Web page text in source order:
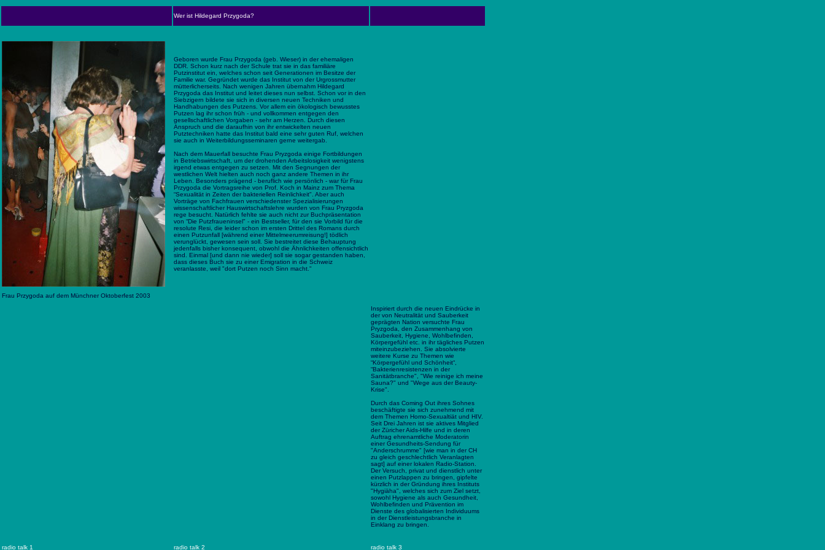
Wer ist Hildegard Przygoda?
Geboren wurde Frau Przygoda (geb. Wieser) in der ehemaligen
DDR. Schon kurz nach der Schule trat sie in das familiäre
Putzinstitut ein, welches schon seit Generationen im Besitze der
Familie war. Gegründet wurde das Institut von der Urgrossmutter
mütterlicherseits. Nach wenigen Jahren übernahm Hildegard
Przygoda das Institut und leitet dieses nun selbst. Schon vor in den
Siebzigern bildete sie sich in diversen neuen Techniken und
Handhabungen des Putzens. Vor allem ein ökologisch bewusstes
Putzen lag ihr schon früh - und vollkommen entgegen den
gesellschaftlichen Vorgaben - sehr am Herzen. Durch diesen
Anspruch und die daraufhin von ihr entwickelten neuen
Putztechniken hatte das Institut bald eine sehr guten Ruf, welchen
sie auch in Weiterbildungsseminaren gerne weitergab.
Nach dem Mauerfall besuchte Frau Pryzgoda einige Fortbildungen
in Betriebswirtschaft, um der drohenden Arbeitslosigkeit wenigstens
irgend etwas entgegen zu setzen. Mit den Segnungen der
westlichen Welt hielten auch noch ganz andere Themen in ihr
Leben. Besonders prägend - beruflich wie persönlich - war für Frau
Przygoda die Vortragsreihe von Prof. Koch in Mainz zum Thema
“Sexualität in Zeiten der bakteriellen Reinlichkeit". Aber auch
Vorträge von Fachfrauen verschiedenster Spezialisierungen
wissenschaftlicher Hauswirtschaftslehre wurden von Frau Pryzgoda
rege besucht. Natürlich fehlte sie auch nicht zur Buchpräsentation
von “Die Putzfraueninsel" - ein Bestseller, für den sie Vorbild für die
resolute Resi, die leider schon im ersten Drittel des Romans durch
einen Putzunfall [während einer Mittelmeerumreisung!] tödlich
verunglückt, gewesen sein soll. Sie bestreitet diese Behauptung
jedenfalls bisher konsequent, obwohl die Ähnlichkeiten offensichtlich
sind. Einmal [und dann nie wieder] soll sie sogar gestanden haben,
dass dieses Buch sie zu einer Emigration in die Schweiz
veranlasste, weil "dort Putzen noch Sinn macht."
Frau Przygoda auf dem Münchner Oktoberfest 2003
Inspiriert durch die neuen Eindrücke in
der von Neutralität und Sauberkeit
geprägten Nation versuchte Frau
Pryzgoda, den Zusammenhang von
Sauberkeit, Hygiene, Wohlbefinden,
Körpergefühl etc. in ihr tägliches Putzen
miteinzubeziehen. Sie absolvierte
weitere Kurse zu Themen wie
“Körpergefühl und Schönheit“,
“Bakterienresistenzen in der
Sanitätbranche", "Wie reinige ich meine
Sauna?" und "Wege aus der Beauty-
Krise".
Durch das Coming Out ihres Sohnes
beschäftigte sie sich zunehmend mit
dem Themen Homo-Sexualtiät und HIV.
Seit Drei Jahren ist sie aktives Mitglied
der Züricher Aids-Hilfe und in deren
Auftrag ehrenamtliche Moderatorin
einer Gesundheits-Sendung für
"Anderschrumme" [wie man in der CH
zu gleich geschlechtlich Veranlagten
sagt] auf einer lokalen Radio-Station.
Der Versuch, privat und dienstlich unter
einen Putzlappen zu bringen, gipfelte
kürzlich in der Gründung ihres Instituts
"Hygiäha", welches sich zum Ziel setzt,
sowohl Hygiene als auch Gesundheit,
Wohlbefinden und Prävention im
Dienste des globalisierten Individuums
in der Dienstleistungsbranche in
Einklang zu bringen.
radio talk 1 radio talk 2 radio talk 3